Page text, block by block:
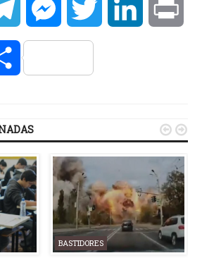
TelegramMessengerTwitter LinkedIn
Compartilhar
BASTIDORES
 